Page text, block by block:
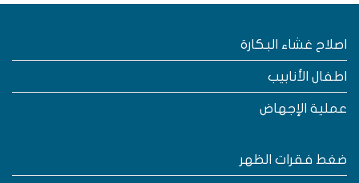
غشاء البكارة
الأنابيب
الإجهاض
فقرات الظهر